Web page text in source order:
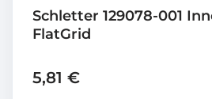
Schletter 129078-001
FlatGrid
5,81 €